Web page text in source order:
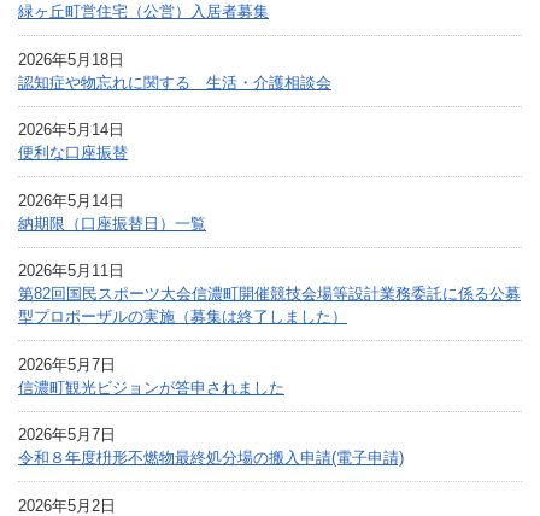
緑ヶ丘町営住宅（公営）入居者募集
2026年5月18日
認知症や物忘れに関する 生活・介護相談会
2026年5月14日
便利な口座振替
2026年5月14日
納期限（口座振替日）一覧
2026年5月11日
第82回国民スポーツ大会信濃町開催競技会場等設計業務委託に係る公募
型プロポーザルの実施（募集は終了しました）
2026年5月7日
信濃町観光ビジョンが答申されました
2026年5月7日
令和８年度枡形不燃物最終処分場の搬入申請(電子申請)
2026年5月2日